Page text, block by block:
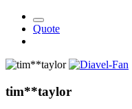
Quote
tim**taylor